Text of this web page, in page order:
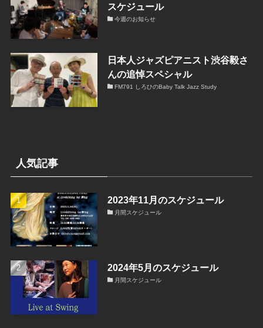
スケジュール
今週のお知らせ
日本人ジャズピアニスト渋谷毅さ
んの追悼スペシャル
FM791 しろひのBaby Talk Jazz Study
人気記事
2023年11月のスケジュール
月間スケジュール
2024年5月のスケジュール
月間スケジュール